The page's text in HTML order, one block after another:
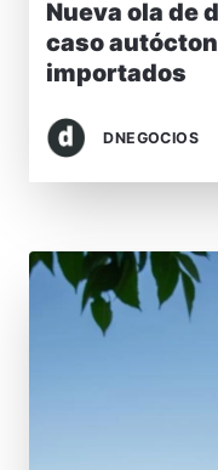
Nueva ola de
caso
importados
DNEGOCIOS